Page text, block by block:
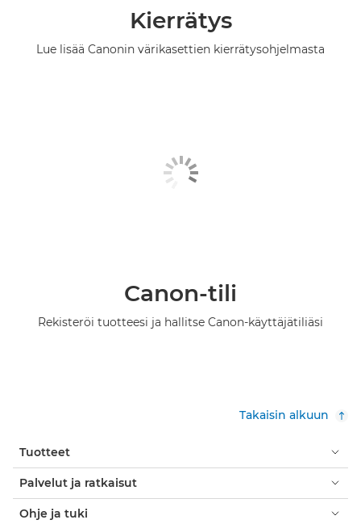
Kierrätys
Lue lisää Canonin värikasettien kierrätysohjelmasta
Canon-tili
Rekisteröi tuotteesi ja hallitse Canon-käyttäjätiliäsi
Takaisin alkuun
Tuotteet
Palvelut ja ratkaisut
Ohje ja tuki